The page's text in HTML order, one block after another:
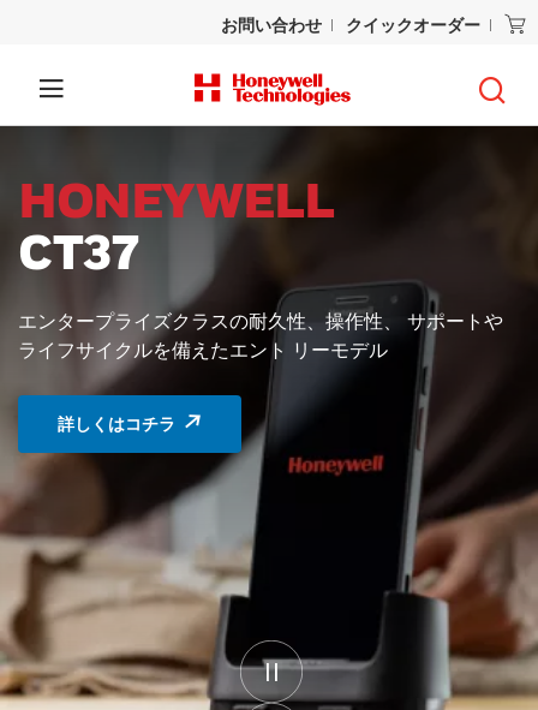
お問い合わせ クイックオーダー
センシング
優れた
パフォーマンス
要求の厳しい産業や輸送環境では、精度と耐久性が必
ハネウェルマイクロスイッチNGCシリーズ⼩型リミット
スイッチは、狭いスペー スや、条件が厳しく信頼性が重
要なアプリケーションに最先端のソリューション を提
供。
詳しくはコチラ